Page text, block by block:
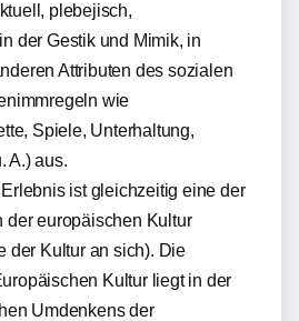
plebejisch,
der Gestik und Mimik, in
Attributen des sozialen
wie
Spiele, Unterhaltung,
A.) aus.
ist gleichzeitig eine der
der europäischen Kultur
der Kultur an sich). Die
Kultur liegt in der
Umdenkens der